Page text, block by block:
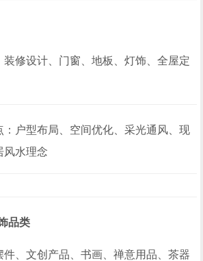
装修设计、门窗、地板、灯饰、全屋定
：户型布局、空间优化、采光通风、现
风水理念
品类
件、文创产品、书画、禅意用品、茶器